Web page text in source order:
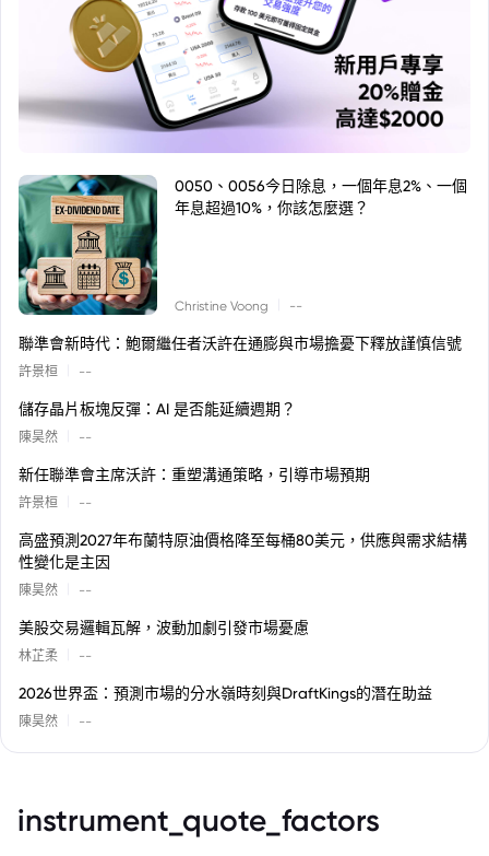
0050、0056今日除息，一個年息2%、一個
年息超過10%，你該怎麼選？
Christine Voong --
聯準會新時代：鮑爾繼任者沃許在通膨與市場擔憂下釋放謹慎信號
許景桓 --
儲存晶片板塊反彈：AI 是否能延續週期？
陳昊然 --
新任聯準會主席沃許：重塑溝通策略，引導市場預期
許景桓 --
高盛預測2027年布蘭特原油價格降至每桶80美元，供應與需求結構
性變化是主因
陳昊然 --
美股交易邏輯瓦解，波動加劇引發市場憂慮
林芷柔 --
2026世界盃：預測市場的分水嶺時刻與DraftKings的潛在助益
陳昊然 --
instrument_quote_factors